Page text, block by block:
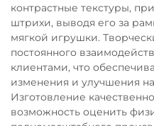
контрастные текстуры,
штрихи, выводя его за
мягкой игрушки.
постоянного
клиентами, что
изменения и улучшения на
Изготовление
возможность оценить